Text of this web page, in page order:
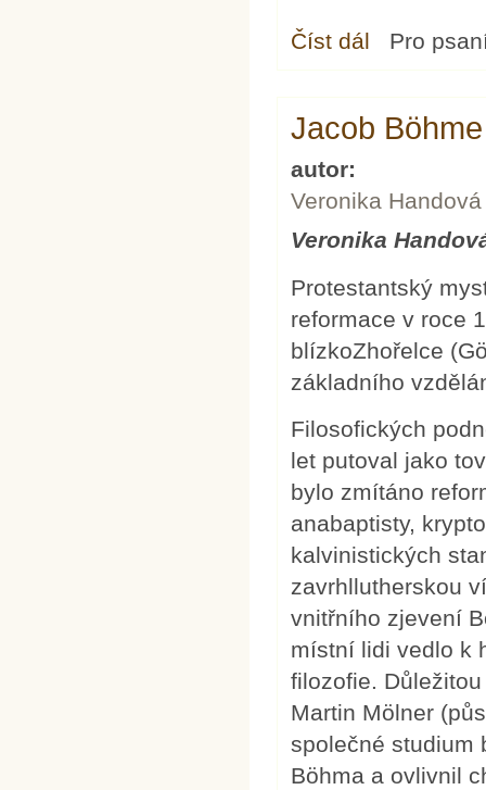
Číst dál John Wycliff
Pro
Jacob Böhme
autor:
Veronika Handová
Veronika
Protestantský
reformace v roce
blízkoZhořelce
základního
Filosofických
let putoval jako
bylo zmítáno
anabaptisty,
kalvinistických
zavrhllutherskou
vnitřního zjevení
místní lidi vedlo k
filozofie.
Martin Mölner
společné studium
Böhma a ovlivnil